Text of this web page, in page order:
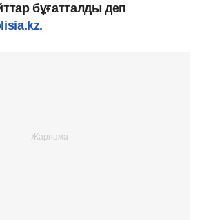
бұғатталды деп